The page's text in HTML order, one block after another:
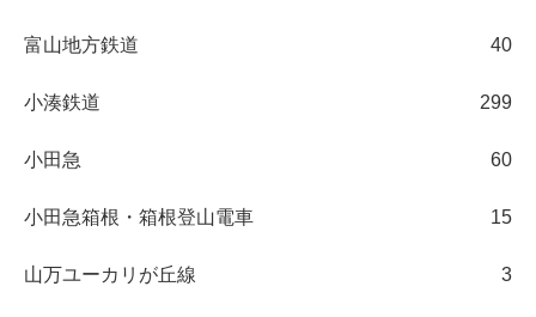
富山地方鉄道 40
小湊鉄道 299
小田急 60
小田急箱根・箱根登山電車 15
山万ユーカリが丘線 3